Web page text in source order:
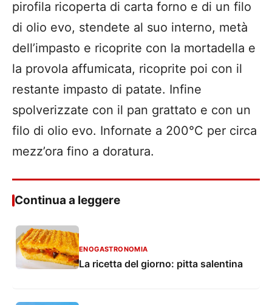
pirofila ricoperta di carta forno e di un filo
di olio evo, stendete al suo interno, metà
dell’impasto e ricoprite con la mortadella e
la provola affumicata, ricoprite poi con il
restante impasto di patate. Infine
spolverizzate con il pan grattato e con un
filo di olio evo. Infornate a 200°C per circa
mezz’ora fino a doratura.
Continua a leggere
ENOGASTRONOMIA
La ricetta del giorno: pitta salentina